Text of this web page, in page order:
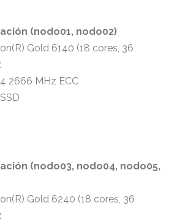
(nodo01, nodo02)
Gold 6140 (18 cores, 36
2666 MHz ECC
(nodo03, nodo04, nodo05,
Gold 6240 (18 cores, 36